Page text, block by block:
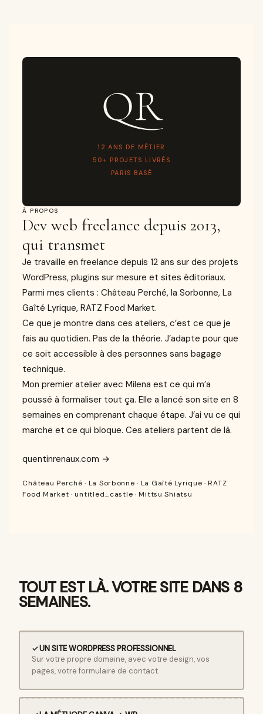
QR
12 ANS DE MÉTIER
50+ PROJETS LIVRÉS
PARIS BASÉ
À PROPOS
Dev web freelance depuis 2013,
qui transmet
Je travaille en freelance depuis 12 ans sur des projets
WordPress, plugins sur mesure et sites éditoriaux.
Parmi mes clients : Château Perché, la Sorbonne, La
Gaîté Lyrique, RATZ Food Market.
Ce que je montre dans ces ateliers, c’est ce que je
fais au quotidien. Pas de la théorie. J’adapte pour que
ce soit accessible à des personnes sans bagage
technique.
Mon premier atelier avec Milena est ce qui m’a
poussé à formaliser tout ça. Elle a lancé son site en 8
semaines en comprenant chaque étape. J’ai vu ce qui
marche et ce qui bloque. Ces ateliers partent de là.
quentinrenaux.com →
Château Perché · La Sorbonne · La Gaîté Lyrique · RATZ
Food Market · untitled_castle · Mittsu Shiatsu
TOUT EST LÀ. VOTRE SITE DANS 8
SEMAINES.
✓ UN SITE WORDPRESS PROFESSIONNEL
Sur votre propre domaine, avec votre design, vos
pages, votre formulaire de contact.